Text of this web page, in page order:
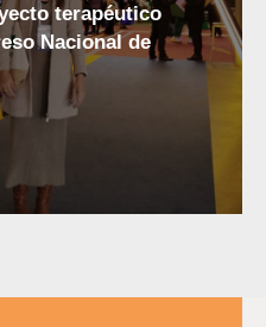
terapéutico
Nacional de